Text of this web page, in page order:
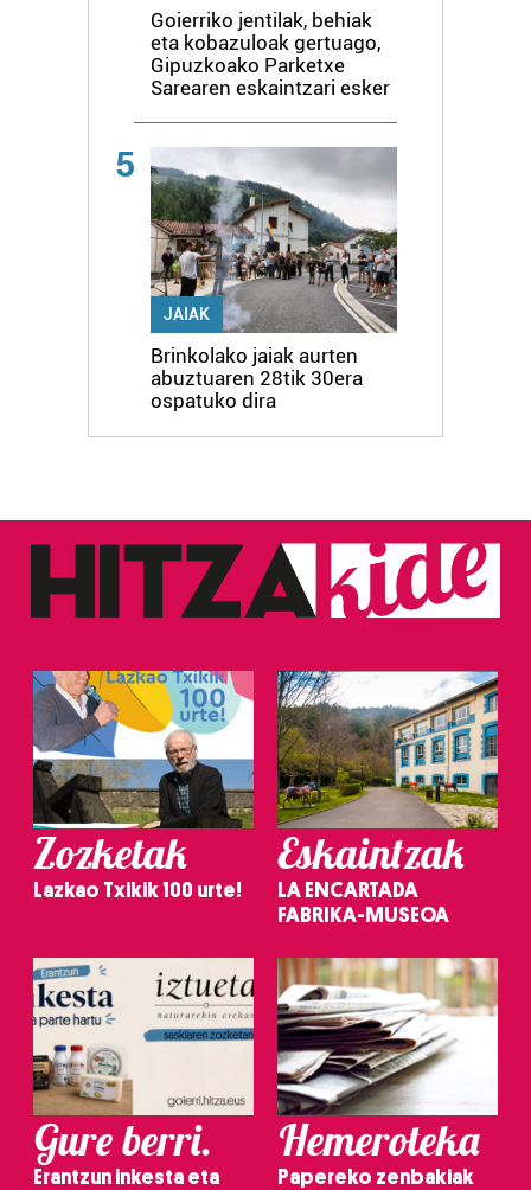
Goierriko jentilak, behiak
eta kobazuloak gertuago,
Gipuzkoako Parketxe
Sarearen eskaintzari esker
5
JAIAK
Brinkolako jaiak aurten
abuztuaren 28tik 30era
ospatuko dira
Zozketak
Lazkao Txikik 100 urte!
Eskaintzak
LA ENCARTADA
FABRIKA-MUSEOA
Gure berri.
Erantzun inkesta eta
Hemeroteka
Papereko zenbakiak